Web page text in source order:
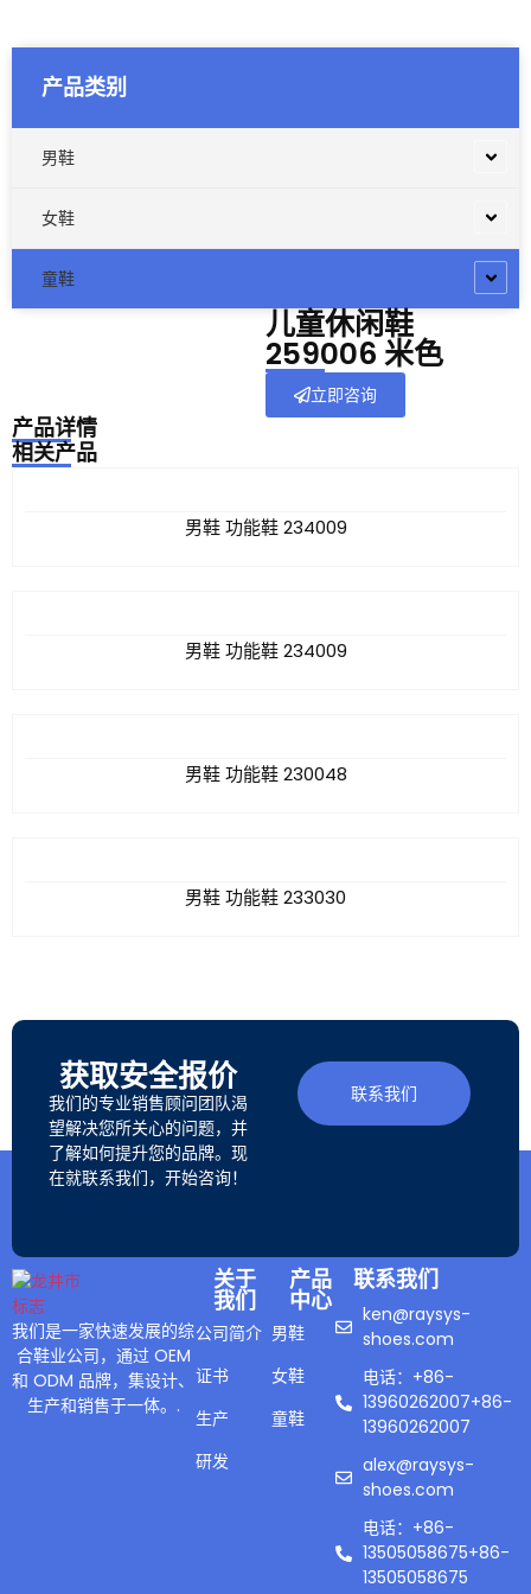
产品类别
男鞋
女鞋
童鞋
儿童休闲鞋
259006 米色
立即咨询
产品详情
相关产品
男鞋 功能鞋 234009
男鞋 功能鞋 234009
男鞋 功能鞋 230048
男鞋 功能鞋 233030
获取安全报价
我们的专业销售顾问团队渴
望解决您所关心的问题，并
了解如何提升您的品牌。现
在就联系我们，开始咨询！
联系我们
我们是一家快速发展的综
合鞋业公司，通过 OEM
和 ODM 品牌，集设计、
生产和销售于一体。.
关于
我们
公司简介
证书
生产
研发
产品
中心
男鞋
女鞋
童鞋
联系我们
ken@raysys-
shoes.com
电话：+86-
13960262007+86-
13960262007
alex@raysys-
shoes.com
电话：+86-
13505058675+86-
13505058675